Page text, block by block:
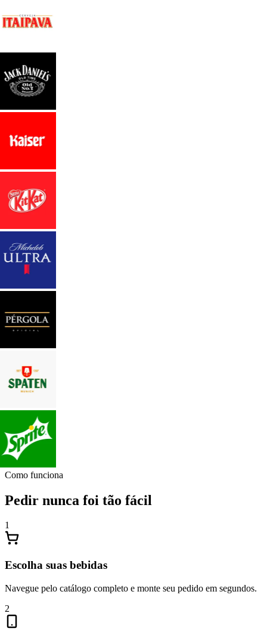
Como funciona
Pedir nunca foi tão fácil
1
Escolha suas bebidas
Navegue pelo catálogo completo e monte seu pedido em segundos.
2